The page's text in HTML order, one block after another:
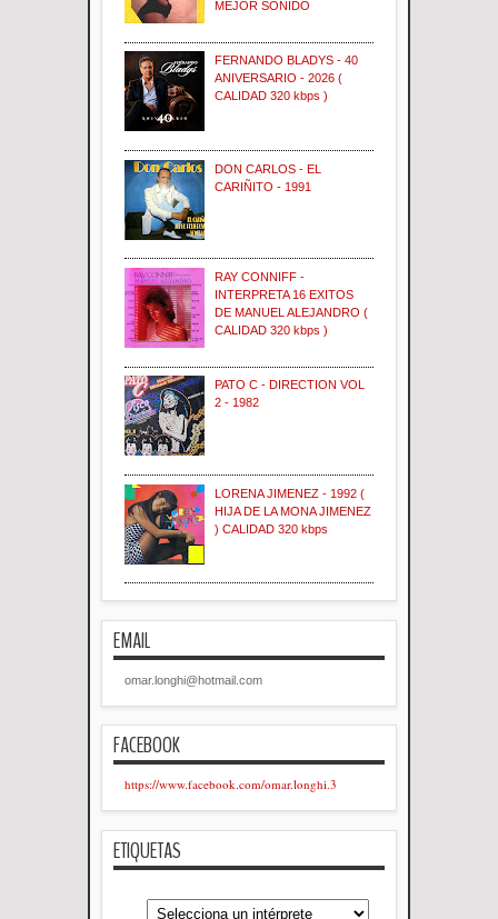
MEJOR SONIDO
FERNANDO BLADYS - 40
ANIVERSARIO - 2026 (
CALIDAD 320 kbps )
DON CARLOS - EL
CARIÑITO - 1991
RAY CONNIFF -
INTERPRETA 16 EXITOS
DE MANUEL ALEJANDRO (
CALIDAD 320 kbps )
PATO C - DIRECTION VOL
2 - 1982
LORENA JIMENEZ - 1992 (
HIJA DE LA MONA JIMENEZ
) CALIDAD 320 kbps
EMAIL
omar.longhi@hotmail.com
FACEBOOK
https://www.facebook.com/omar.longhi.3
ETIQUETAS